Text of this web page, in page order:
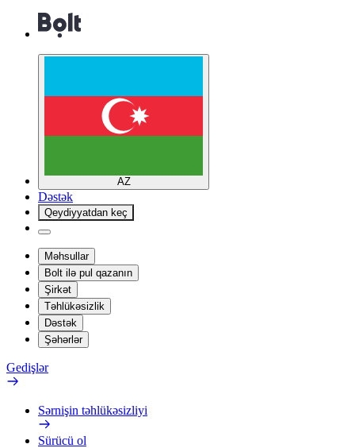
AZ
Dəstək
Qeydiyyatdan keç
Məhsullar
Bolt ilə pul qazanın
Şirkət
Təhlükəsizlik
Dəstək
Şəhərlər
Gedişlər
Sərnişin təhlükəsizliyi
Sürücü ol